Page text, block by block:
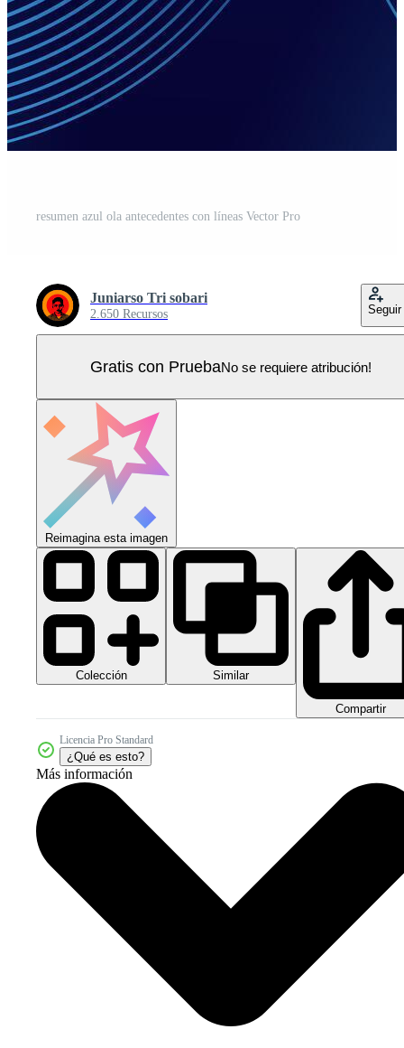
resumen azul ola antecedentes con líneas Vector Pro
Juniarso Tri sobari
2.650 Recursos Seguir
Gratis con PruebaNo se requiere atribución!
Reimagina esta imagen
Colección Similar
Compartir
Licencia Pro Standard
¿Qué es esto?
Más información